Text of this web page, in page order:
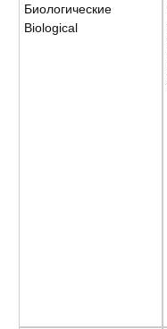
Биологические
Biological